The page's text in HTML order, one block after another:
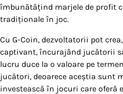
îmbunătățind marjele de profit
tradiționale în joc.
Cu G-Coin, dezvoltatorii pot
captivant, încurajând jucătorii
lucru duce la o valoare pe
jucători, deoarece aceștia sunt
investească în jocuri care oferă